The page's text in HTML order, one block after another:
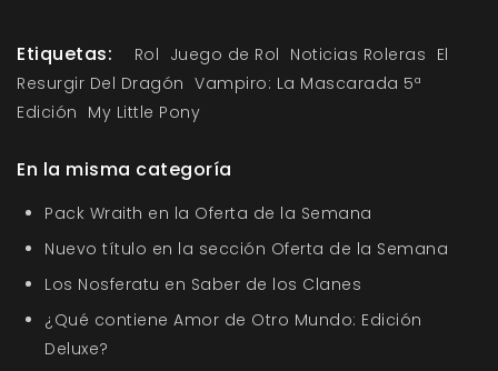
Etiquetas: Rol Juego de Rol Noticias Roleras El
Resurgir Del Dragón Vampiro: La Mascarada 5ª
Edición My Little Pony
En la misma categoría
Pack Wraith en la Oferta de la Semana
Nuevo título en la sección Oferta de la Semana
Los Nosferatu en Saber de los Clanes
¿Qué contiene Amor de Otro Mundo: Edición
Deluxe?